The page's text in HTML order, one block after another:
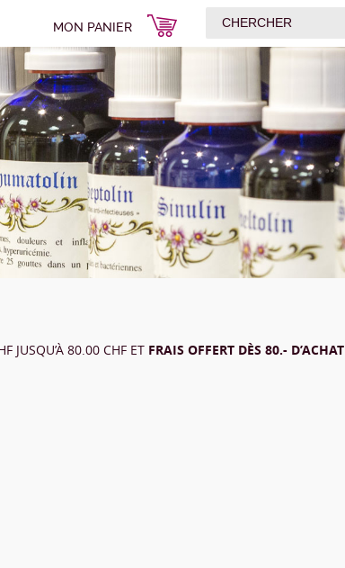
MON PANIER
JUSQU’À 80.00 CHF ET FRAIS OFFERT DÈS 80.- D’ACHAT